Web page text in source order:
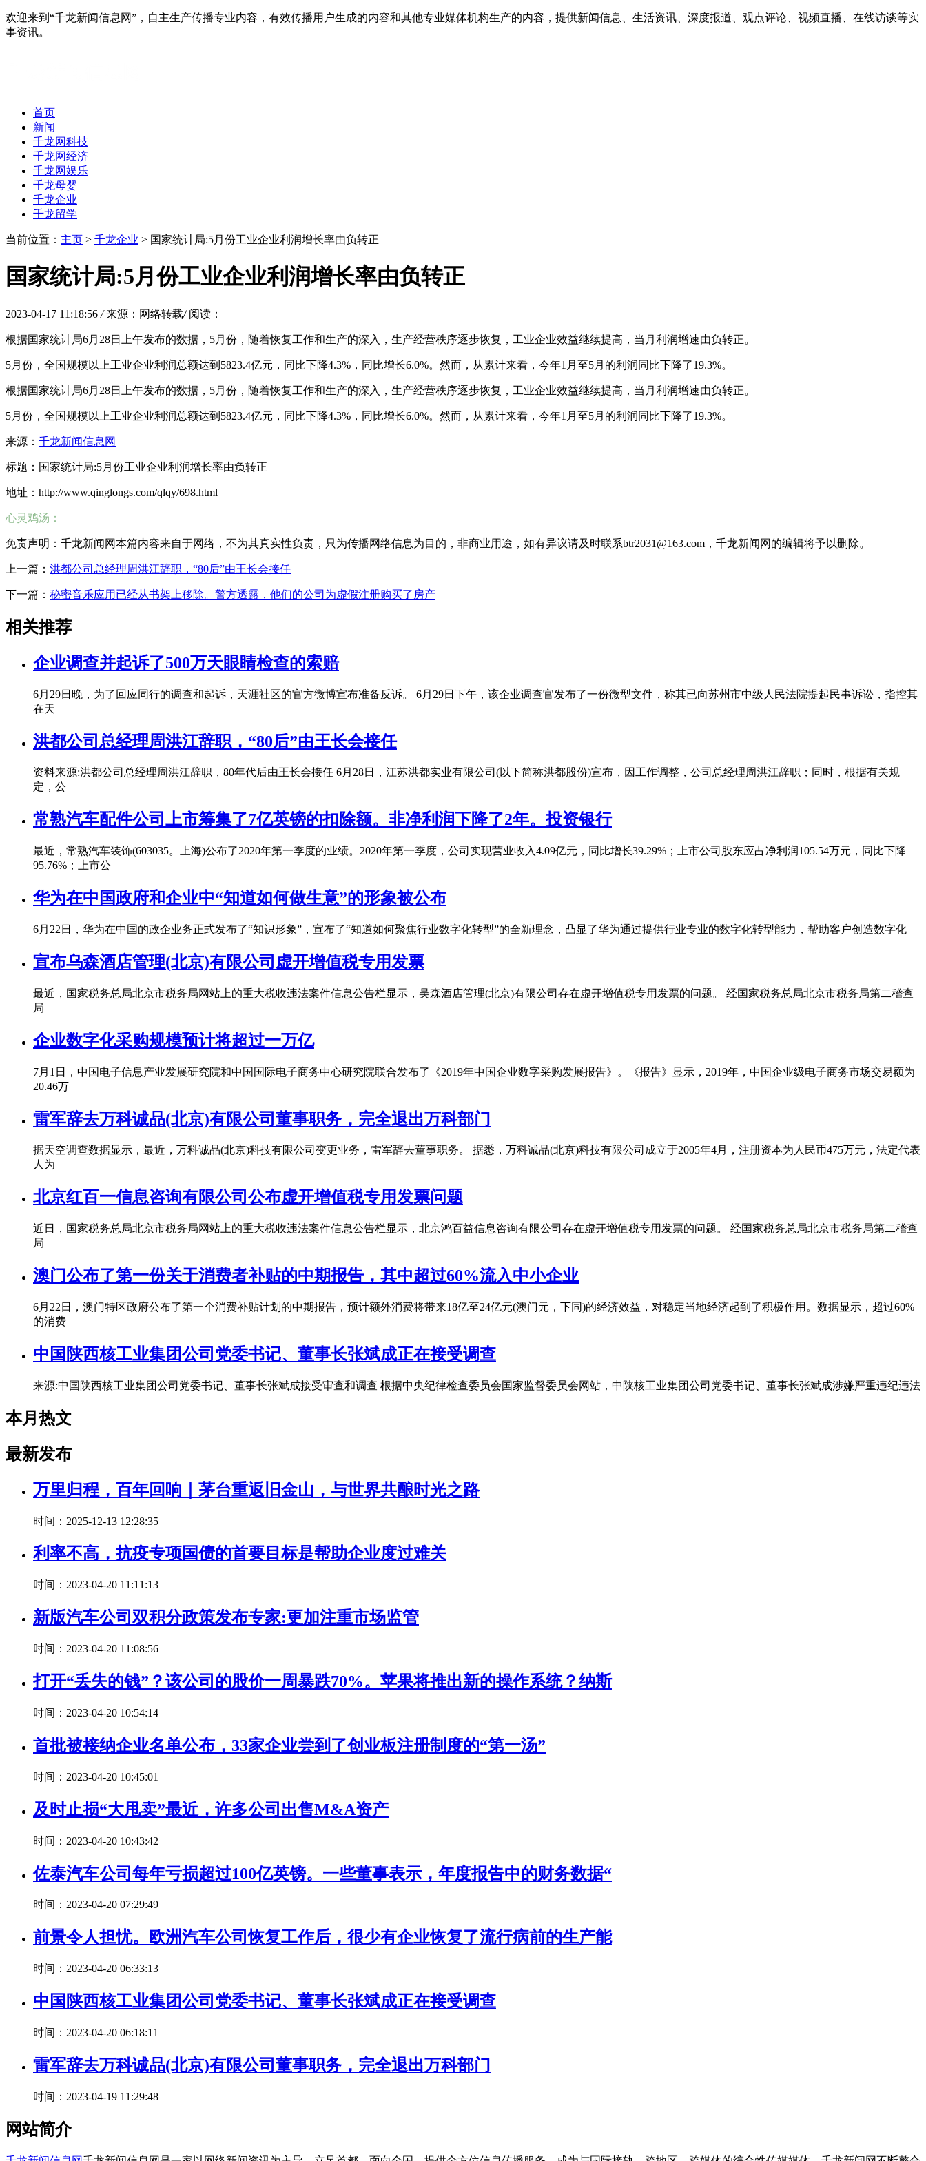
欢迎来到“千龙新闻信息网”，自主生产传播专业内容，有效传播用户生成的内容和其他专业媒体机构生产的内容，提供新闻信息、生活资讯、深度报道、观点评论、视频直播、在线访谈等实
事资讯。
首页
新闻
千龙网科技
千龙网经济
千龙网娱乐
千龙母婴
千龙企业
千龙留学
当前位置： 主页 > 千龙企业 > 国家统计局:5月份工业企业利润增长率由负转正
国家统计局:5月份工业企业利润增长率由负转正
2023-04-17 11:18:56 / 来源：网络转载/ 阅读：
根据国家统计局6月28日上午发布的数据，5月份，随着恢复工作和生产的深入，生产经营秩序逐步恢复，工业企业效益继续提高，当月利润增速由负转正。
5月份，全国规模以上工业企业利润总额达到5823.4亿元，同比下降4.3%，同比增长6.0%。然而，从累计来看，今年1月至5月的利润同比下降了19.3%。
根据国家统计局6月28日上午发布的数据，5月份，随着恢复工作和生产的深入，生产经营秩序逐步恢复，工业企业效益继续提高，当月利润增速由负转正。
5月份，全国规模以上工业企业利润总额达到5823.4亿元，同比下降4.3%，同比增长6.0%。然而，从累计来看，今年1月至5月的利润同比下降了19.3%。
来源： 千龙新闻信息网
标题：国家统计局:5月份工业企业利润增长率由负转正
地址：http://www.qinglongs.com/qlqy/698.html
心灵鸡汤：
免责声明：千龙新闻网本篇内容来自于网络，不为其真实性负责，只为传播网络信息为目的，非商业用途，如有异议请及时联系btr2031@163.com，千龙新闻网的编辑将予以删除。
上一篇： 洪都公司总经理周洪江辞职，“80后”由王长会接任
下一篇： 秘密音乐应用已经从书架上移除。警方透露，他们的公司为虚假注册购买了房产
相关推荐
企业调查并起诉了500万天眼睛检查的索赔
6月29日晚，为了回应同行的调查和起诉，天涯社区的官方微博宣布准备反诉。 6月29日下午，该企业调查官发布了一份微型文件，称其已向苏州市中级人民法院提起民事诉讼，指控其
在天
洪都公司总经理周洪江辞职，“80后”由王长会接任
资料来源:洪都公司总经理周洪江辞职，80年代后由王长会接任 6月28日，江苏洪都实业有限公司(以下简称洪都股份)宣布，因工作调整，公司总经理周洪江辞职；同时，根据有关规
定，公
常熟汽车配件公司上市筹集了7亿英镑的扣除额。非净利润下降了2年。投资银行
最近，常熟汽车装饰(603035。上海)公布了2020年第一季度的业绩。2020年第一季度，公司实现营业收入4.09亿元，同比增长39.29%；上市公司股东应占净利润105.54万元，同比下降
95.76%；上市公
华为在中国政府和企业中“知道如何做生意”的形象被公布
6月22日，华为在中国的政企业务正式发布了“知识形象”，宣布了“知道如何聚焦行业数字化转型”的全新理念，凸显了华为通过提供行业专业的数字化转型能力，帮助客户创造数字化
宣布乌森酒店管理(北京)有限公司虚开增值税专用发票
最近，国家税务总局北京市税务局网站上的重大税收违法案件信息公告栏显示，吴森酒店管理(北京)有限公司存在虚开增值税专用发票的问题。 经国家税务总局北京市税务局第二稽查
局
企业数字化采购规模预计将超过一万亿
7月1日，中国电子信息产业发展研究院和中国国际电子商务中心研究院联合发布了《2019年中国企业数字采购发展报告》。《报告》显示，2019年，中国企业级电子商务市场交易额为
20.46万
雷军辞去万科诚品(北京)有限公司董事职务，完全退出万科部门
据天空调查数据显示，最近，万科诚品(北京)科技有限公司变更业务，雷军辞去董事职务。 据悉，万科诚品(北京)科技有限公司成立于2005年4月，注册资本为人民币475万元，法定代表
人为
北京红百一信息咨询有限公司公布虚开增值税专用发票问题
近日，国家税务总局北京市税务局网站上的重大税收违法案件信息公告栏显示，北京鸿百益信息咨询有限公司存在虚开增值税专用发票的问题。 经国家税务总局北京市税务局第二稽查
局
澳门公布了第一份关于消费者补贴的中期报告，其中超过60%流入中小企业
6月22日，澳门特区政府公布了第一个消费补贴计划的中期报告，预计额外消费将带来18亿至24亿元(澳门元，下同)的经济效益，对稳定当地经济起到了积极作用。数据显示，超过60%
的消费
中国陕西核工业集团公司党委书记、董事长张斌成正在接受调查
来源:中国陕西核工业集团公司党委书记、董事长张斌成接受审查和调查 根据中央纪律检查委员会国家监督委员会网站，中陕核工业集团公司党委书记、董事长张斌成涉嫌严重违纪违法
本月热文
最新发布
万里归程，百年回响｜茅台重返旧金山，与世界共酿时光之路
时间：2025-12-13 12:28:35
利率不高，抗疫专项国债的首要目标是帮助企业度过难关
时间：2023-04-20 11:11:13
新版汽车公司双积分政策发布专家:更加注重市场监管
时间：2023-04-20 11:08:56
打开“丢失的钱”？该公司的股价一周暴跌70%。苹果将推出新的操作系统？纳斯
时间：2023-04-20 10:54:14
首批被接纳企业名单公布，33家企业尝到了创业板注册制度的“第一汤”
时间：2023-04-20 10:45:01
及时止损“大甩卖”最近，许多公司出售M&A资产
时间：2023-04-20 10:43:42
佐泰汽车公司每年亏损超过100亿英镑。一些董事表示，年度报告中的财务数据“
时间：2023-04-20 07:29:49
前景令人担忧。欧洲汽车公司恢复工作后，很少有企业恢复了流行病前的生产能
时间：2023-04-20 06:33:13
中国陕西核工业集团公司党委书记、董事长张斌成正在接受调查
时间：2023-04-20 06:18:11
雷军辞去万科诚品(北京)有限公司董事职务，完全退出万科部门
时间：2023-04-19 11:29:48
网站简介